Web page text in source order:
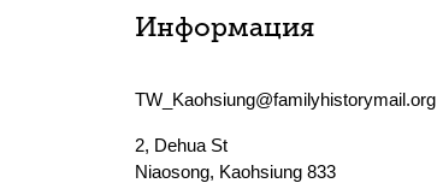
Информация
TW_Kaohsiung@familyhistorymail.org
2, Dehua St
Niaosong, Kaohsiung 833